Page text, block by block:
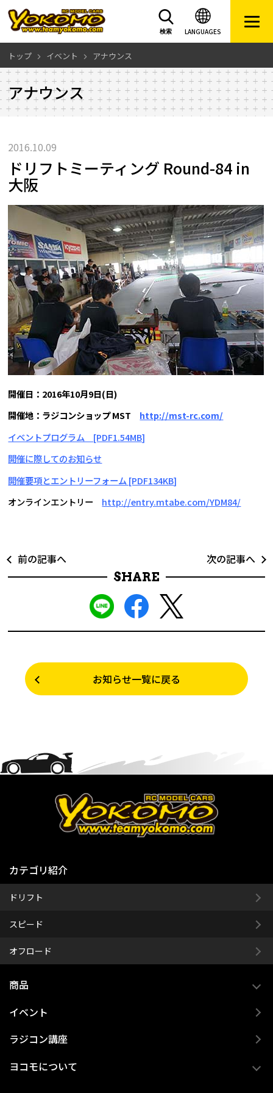
LANGUAGES
検索
トップ イベント アナウンス
アナウンス
2016.10.09
ドリフトミーティング Round-84 in
大阪
開催日：2016年10月9日(日)
開催地：ラジコンショップ MST http://mst-rc.com/
イベントプログラム [PDF1.54MB]
開催に際してのお知らせ
開催要項とエントリーフォーム [PDF134KB]
オンラインエントリー http://entry.mtabe.com/YDM84/
前の記事へ
次の記事へ
SHARE
お知らせ一覧に戻る
カテゴリ紹介
ドリフト
スピード
オフロード
商品
イベント
ラジコン講座
ヨコモについて